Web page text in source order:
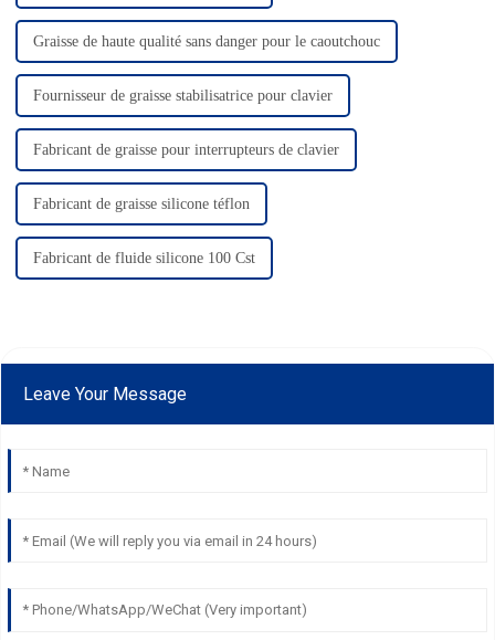
Graisse de haute qualité sans danger pour le caoutchouc
Fournisseur de graisse stabilisatrice pour clavier
Fabricant de graisse pour interrupteurs de clavier
Fabricant de graisse silicone téflon
Fabricant de fluide silicone 100 Cst
Leave Your Message